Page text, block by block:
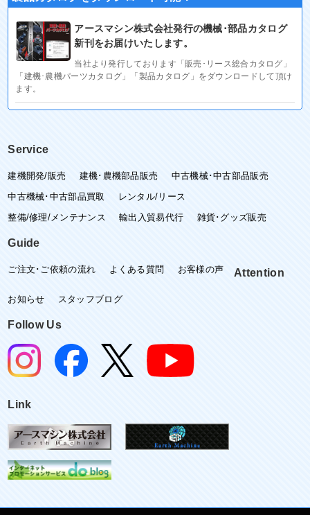
アースマシン株式会社発行の機械･部品カタログ
新刊をお届けいたします。
当社より発行しております「販売･リース総合カタログ」
「建機･農機パーツカタログ」「製品カタログ」をダウンロードして頂け
ます。
Service
建機開発/販売 建機･農機部品販売
中古機械･中古部品販売
中古機械･中古部品買取
レンタル/リース
整備/修理/メンテナンス
輸出入貿易代行 雑貨･グッズ販売
Guide
ご注文･ご依頼の流れ よくある質問 お客様の声 Attention
お知らせ スタッフブログ
Follow Us
Link